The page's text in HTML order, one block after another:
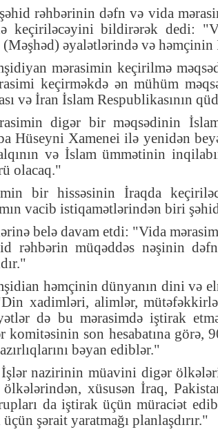
rəhbərinin dəfn və vida
keçiriləcəyini bildirərək dedi:
(Məşhəd) əyalətlərində və
mərasimin keçirilmə
keçirməkdə ən mühüm
və İran İslam Respublikasının
digər bir məqsədinin
Hüseyni Xamenei ilə yenidən
və İslam ümmətinin
olacaq."
bir hissəsinin İraqda
vacib istiqamətlərindən biri
belə davam etdi: "Vida
rəhbərin müqəddəs nəşinin
həmçinin dünyanın dini və
xadimləri, alimlər,
də bu mərasimdə iştirak
komitəsinin son hesabatına
bəyan ediblər."
nazirinin müavini digər
xüsusən İraq,
da iştirak üçün müraciət
şərait yaratmağı planlaşdırır."